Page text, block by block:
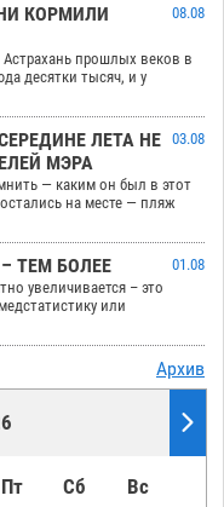
КОРМИЛИ
08.08
прошлых веков в
десятки тысяч, и у
ЛЕТА НЕ
МЭРА
03.08
— каким он был в этот
на месте — пляж
ТЕМ БОЛЕЕ
01.08
увеличивается – это
или
Архив
Пт Сб Вс